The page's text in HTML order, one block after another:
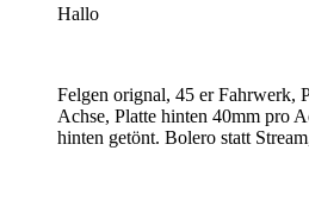
Hallo
Felgen orignal, 45 er Fahrwerk,
Achse, Platte hinten 40mm pro
hinten getönt. Bolero statt